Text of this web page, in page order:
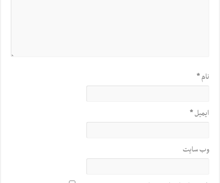
نام*
ایمیل*
وب‌ سایت